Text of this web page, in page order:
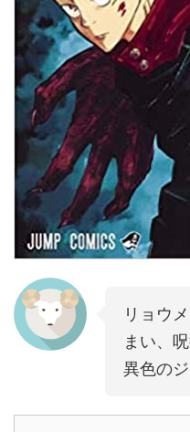
リョウ
まい、
異色の